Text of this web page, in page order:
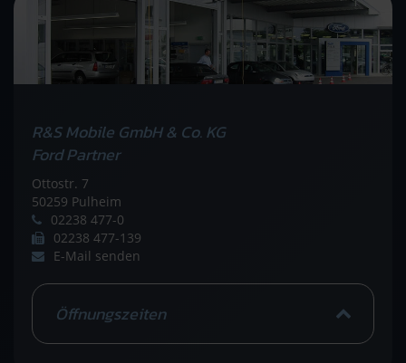
R&S Mobile GmbH & Co. KG
Ford Partner
Ottostr. 7
50259 Pulheim
02238 477-0
02238 477-139
E-Mail senden
Öffnungszeiten